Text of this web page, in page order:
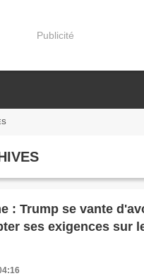
Publicité
: Trump se vante
ses exigences sur